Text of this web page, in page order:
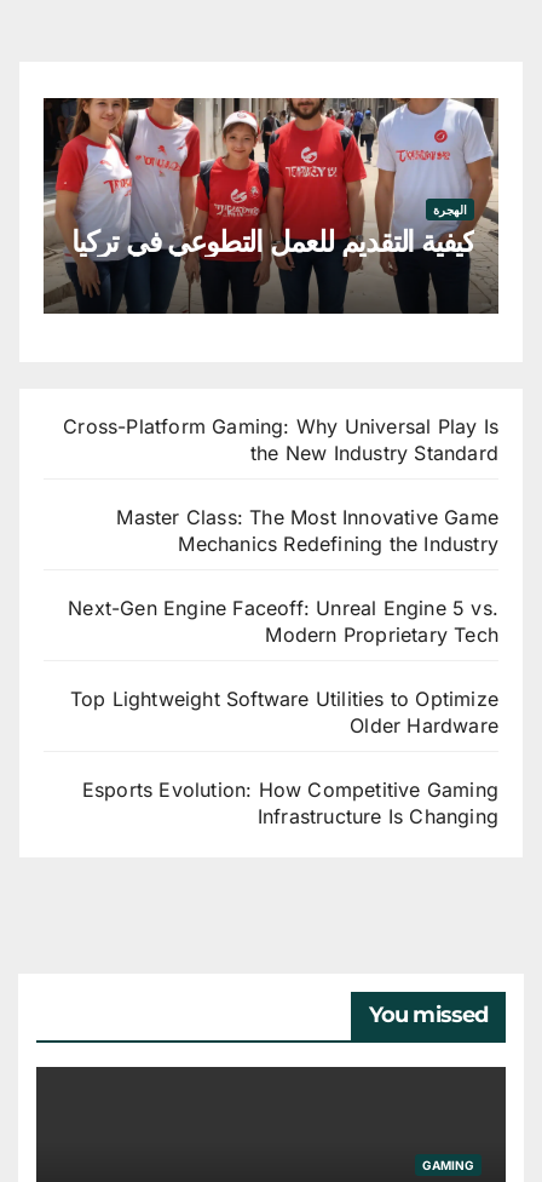
الهجرة
كيفية التقديم للعمل التطوعي في تركيا
Cross-Platform Gaming: Why Universal Play Is
the New Industry Standard
Master Class: The Most Innovative Game
Mechanics Redefining the Industry
Next-Gen Engine Faceoff: Unreal Engine 5 vs.
Modern Proprietary Tech
Top Lightweight Software Utilities to Optimize
Older Hardware
Esports Evolution: How Competitive Gaming
Infrastructure Is Changing
You missed
GAMING